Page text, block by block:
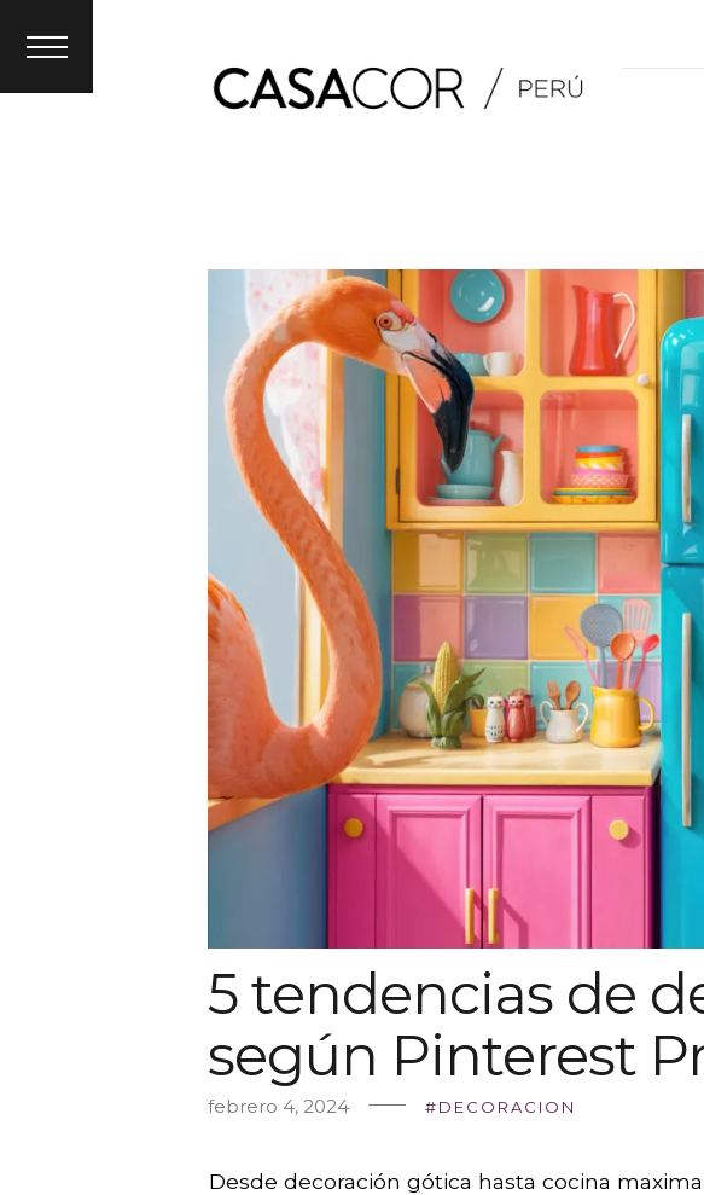
Información
5 tendencias de
según Pinterest
febrero 4, 2024 DECORACION
Desde decoración gótica hasta cocina